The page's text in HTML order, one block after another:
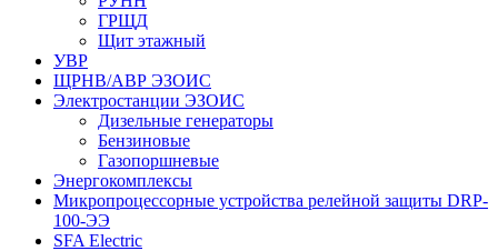
ГРЩД
Щит этажный
УВР
ЩРНВ/АВР ЭЗОИС
Электростанции ЭЗОИС
Дизельные генераторы
Бензиновые
Газопоршневые
Энергокомплексы
Микропроцессорные устройства релейной защиты DRP-
100-ЭЭ
SFA Electric